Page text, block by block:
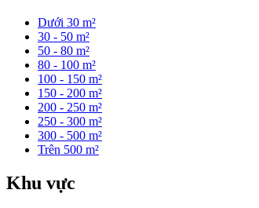
Dưới 30 m²
30 - 50 m²
50 - 80 m²
80 - 100 m²
100 - 150 m²
150 - 200 m²
200 - 250 m²
250 - 300 m²
300 - 500 m²
Trên 500 m²
Khu vực